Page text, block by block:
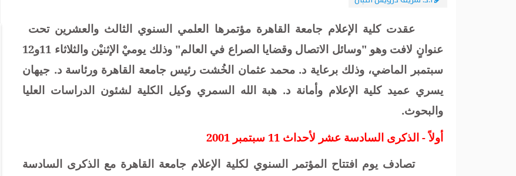
عقدت كلية الإعلام جامعة القاهرة مؤتمرها العلمي السنوي الثالث والعشرين تحت
عنوانٍ لافت وهو "وسائل الاتصال وقضايا الصراع في العالم" وذلك يوميْ الإثنيْن والثلاثاء 11و12
سبتمبر الماضي، وذلك برعاية د. محمد عثمان الخُشت رئيس جامعة القاهرة ورئاسة د. جيهان
يسري عميد كلية الإعلام وأمانة د. هبة الله السمري وكيل الكلية لشئون الدراسات العليا
والبحوث.
أولاً-الذكرى السادسة عشر لأحداث 11 سبتمبر 2001
تصادف يوم افتتاح المؤتمر السنوي لكلية الإعلام جامعة القاهرة مع الذكرى السادسة